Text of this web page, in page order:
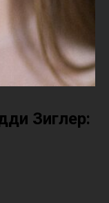
Зиглер: